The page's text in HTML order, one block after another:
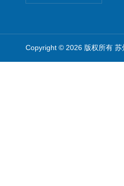
Copyright © 2026 版权所有 苏